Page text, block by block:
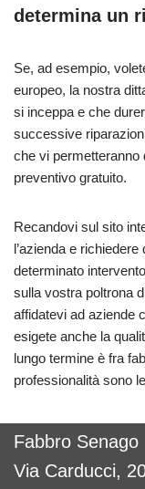
determina un
Se, ad esempio,
europeo, la nostra
si inceppa e che
successive
che vi permetteranno
preventivo gratuito.
Recandovi sul sito
l’azienda e
determinato
sulla vostra poltrona
affidatevi ad aziende
esigete anche la
lungo termine è fra
professionalità sono
Fabbro Senago
Via Carducci,